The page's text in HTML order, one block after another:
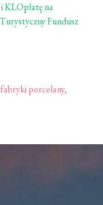
KLOpłatę na
Fundusz
porcelany,